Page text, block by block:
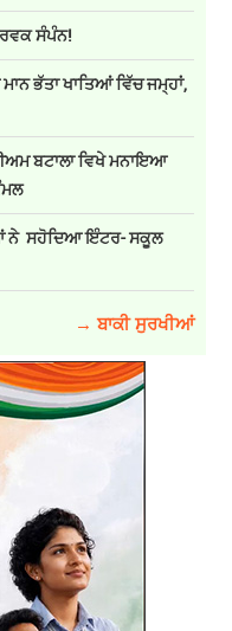
ਸੰਪੰਨ!
ਭੱਤਾ ਖਾਤਿਆਂ ਵਿੱਚ ਜਮ੍ਹਾਂ,
ਬਟਾਲਾ ਵਿਖੇ ਮਨਾਇਆ
ਨੇ ਸਹੋਦਿਆ ਇੰਟਰ- ਸਕੂਲ
→ ਬਾਕੀ ਸੁਰਖੀਆਂ